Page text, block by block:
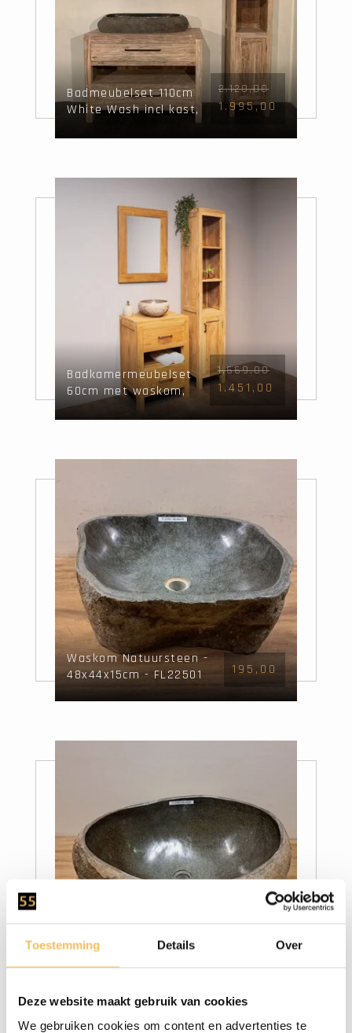
Toestemming Details Over
Deze website maakt gebruik van cookies
We gebruiken cookies om content en advertenties te
Badmeubelset 110cm
White Wash incl kast,
spiegel & wasbak
2.120,00
1.995,00
Badkamermeubelset
60cm met waskom,
kast & spiegel
Naturel
1.669,00
1.451,00
Waskom Natuursteen -
48x44x15cm - FL22501
195,00
Wasbak natuursteen -
64x54x25cm - FL22965
375,00